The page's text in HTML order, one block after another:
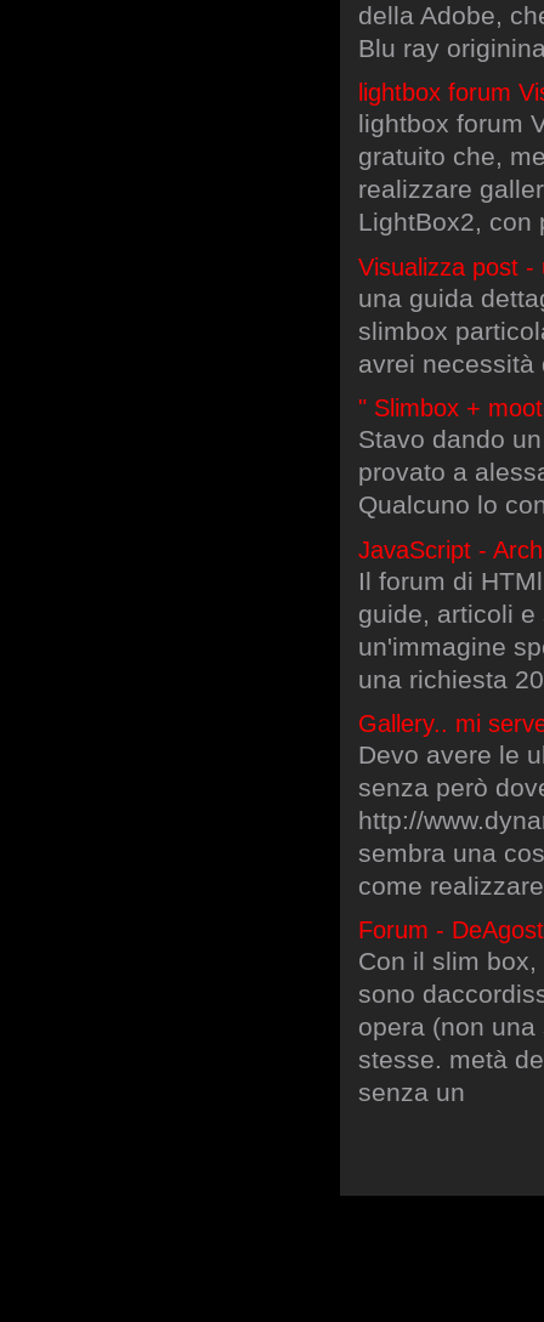
della Adobe,
Blu ray
lightbox forum
lightbox forum
gratuito che,
realizzare
LightBox2, con
Visualizza post -
una guida
slimbox
avrei necessità
" Slimbox +
Stavo dando
provato a
Qualcuno lo
JavaScript -
Il forum di
guide, articoli
un'immagine
una richiesta
Gallery.. mi
Devo avere le
senza però
http://
sembra una
come
Forum -
Con il slim
sono
opera (non
stesse. metà
senza un